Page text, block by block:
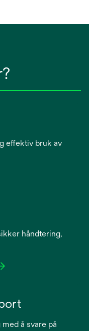
effektiv bruk av
håndtering,
å svare på